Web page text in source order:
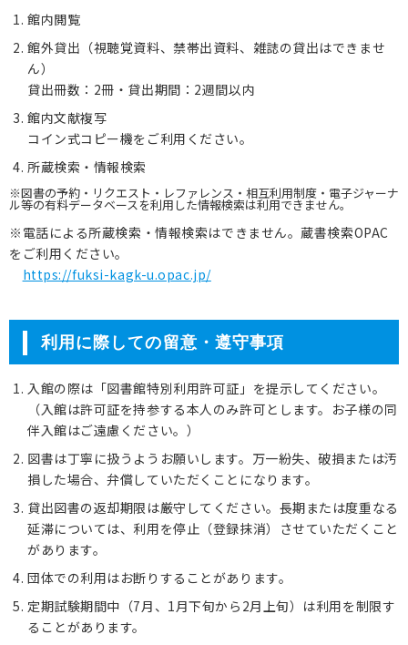
館内閲覧
館外貸出（視聴覚資料、禁帯出資料、雑誌の貸出はできませ
ん）
貸出冊数：2冊・貸出期間：2週間以内
館内文献複写
コイン式コピー機をご利用ください。
所蔵検索・情報検索
※図書の予約・リクエスト・レファレンス・相互利用制度・電子ジャーナ
ル等の有料データベースを利用した情報検索は利用できません。
※電話による所蔵検索・情報検索はできません。蔵書検索OPAC
をご利用ください。
https://fuksi-kagk-u.opac.jp/
利用に際しての留意・遵守事項
入館の際は「図書館特別利用許可証」を提示してください。
（入館は許可証を持参する本人のみ許可とします。お子様の同
伴入館はご遠慮ください。）
図書は丁寧に扱うようお願いします。万一紛失、破損または汚
損した場合、弁償していただくことになります。
貸出図書の返却期限は厳守してください。長期または度重なる
延滞については、利用を停止（登録抹消）させていただくこと
があります。
団体での利用はお断りすることがあります。
定期試験期間中（7月、1月下旬から2月上旬）は利用を制限す
ることがあります。